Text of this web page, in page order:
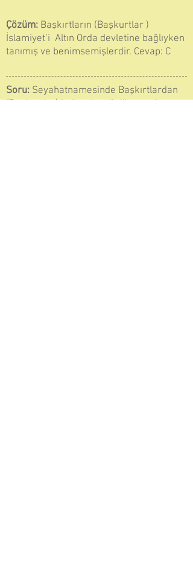
Çözüm: Başkırtların (Başkurtlar )
İslamiyet’i Altın Orda devletine bağlıyken
tanımış ve benimsemişlerdir. Cevap: C
Soru: Seyahatnamesinde Başkırtlardan